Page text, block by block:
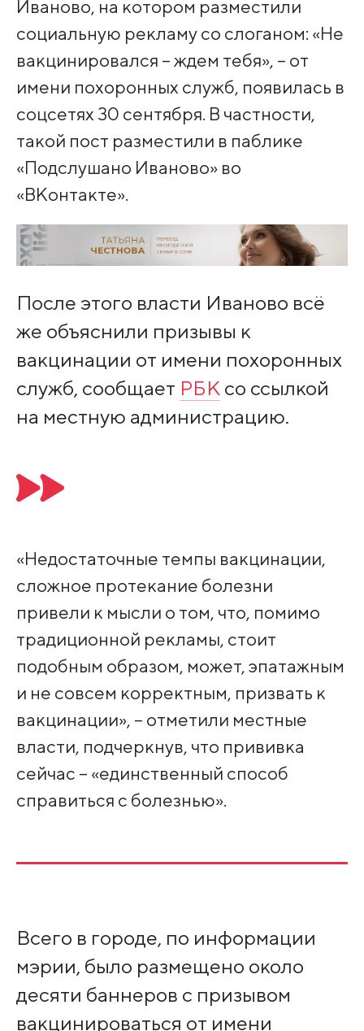
Иваново, на котором разместили
социальную рекламу со слоганом: «Не
вакцинировался – ждем тебя», – от
имени похоронных служб, появилась в
соцсетях 30 сентября. В частности,
такой пост разместили в паблике
«Подслушано Иваново» во
«ВКонтакте».
После этого власти Иваново всё
же объяснили призывы к
вакцинации от имени похоронных
служб, сообщает РБКсо ссылкой
на местную администрацию.
«Недостаточные темпы вакцинации,
сложное протекание болезни
привели к мысли о том, что, помимо
традиционной рекламы, стоит
подобным образом, может, эпатажным
и не совсем корректным, призвать к
вакцинации», – отметили местные
власти, подчеркнув, что прививка
сейчас – «единственный способ
справиться с болезнью».
Всего в городе, по информации
мэрии, было размещено около
десяти баннеров с призывом
вакцинироваться от имени